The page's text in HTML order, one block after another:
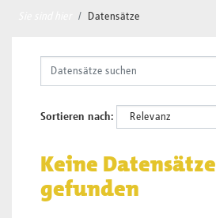
Datensätze
Sortieren nach
Keine Datensätze
gefunden